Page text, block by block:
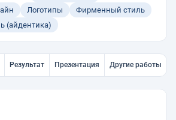
Логотипы
Фирменный стиль
(айдентика)
Результат Презентация Другие работы